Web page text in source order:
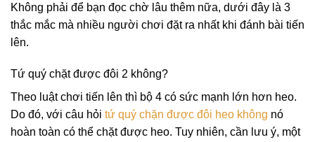
Không phải để bạn đọc chờ lâu thêm nữa, dưới đây là 3
thắc mắc mà nhiều người chơi đặt ra nhất khi đánh bài tiến
lên.
Tứ quý chặt được đôi 2 không?
Theo luật chơi tiến lên thì bộ 4 có sức mạnh lớn hơn heo.
Do đó, với câu hỏi tứ quý chặn được đôi heo không nó
hoàn toàn có thể chặt được heo. Tuy nhiên, cần lưu ý, một